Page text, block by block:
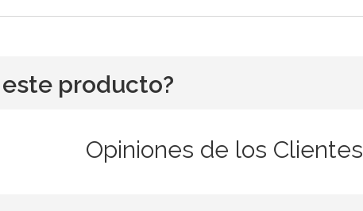
producto?
Opiniones de los Clientes